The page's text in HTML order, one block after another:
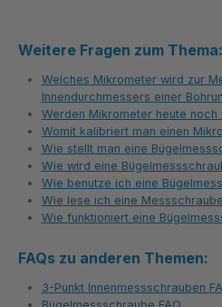
Weitere Fragen zum Thema:
Welches Mikrometer wird zur
Innendurchmessers einer
Werden Mikrometer heute noch
Womit kalibriert man einen
Wie stellt man eine
Wie wird eine
Wie benutze ich eine
Wie lese ich eine
Wie funktioniert eine
FAQs zu anderen Themen:
3-Punkt Innenmessschrauben